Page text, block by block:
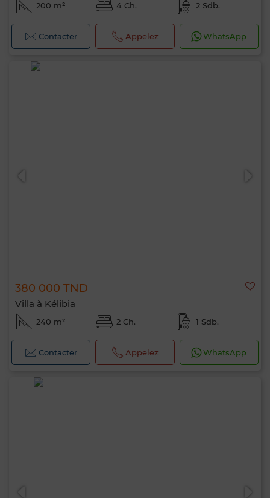
200 m² 4 Ch. 2 Sdb.
Contacter Appelez WhatsApp
380 000 TND
Villa à Kélibia
240 m² 2 Ch. 1 Sdb.
Contacter Appelez WhatsApp